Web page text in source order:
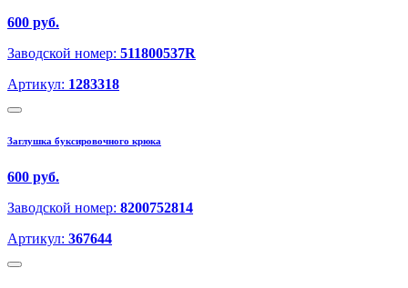
600 руб.
Заводской номер: 511800537R
Артикул: 1283318
Заглушка буксировочного крюка
600 руб.
Заводской номер: 8200752814
Артикул: 367644